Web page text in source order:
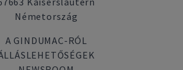
Németország
A GINDUMAC-RÓL